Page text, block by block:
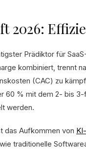
2026:
Prädiktor für
kombiniert, trennt
(CAC) zu
60 % mit dem 2- bis
werden.
das Aufkommen von
traditionelle